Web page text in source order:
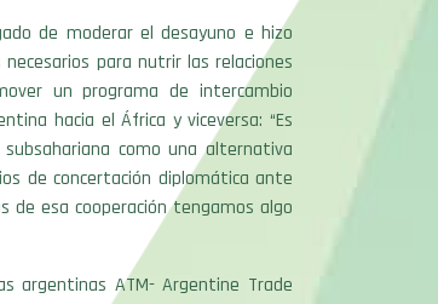
de moderar el desayuno e hizo
para nutrir las relaciones
un programa de intercambio
hacia el África y viceversa: “Es
como una alternativa
de concertación diplomática ante
de esa cooperación tengamos algo
argentinas ATM- Argentine Trade